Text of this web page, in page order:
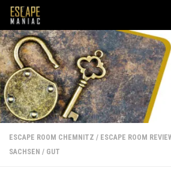
Unter dem Inhalt
ESCAPE ROOM CHEMNITZ / ESCAPE ROOM
SACHSEN / GUT